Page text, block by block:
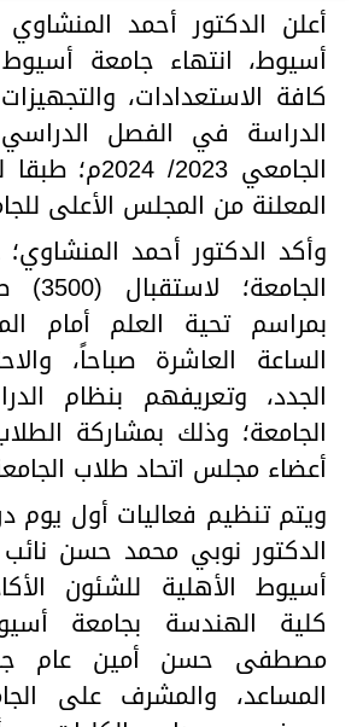
أعلن الدكتور أحمد
أسيوط، انتهاء جامعة
كافة الاستعدادات،
الدراسة في الفصل الدراسي
الجامعي 2023/
المعلنة من المجلس الأعلى
وأكد الدكتور أحمد
بمراسم تحية العلم أمام
الساعة العاشرة صباحاً،
الجدد، وتعريفهم بنظام
الجامعة؛ وذلك بمشاركة
أعضاء مجلس اتحاد طلاب
ويتم تنظيم فعاليات أول يوم
الدكتور نوبي محمد حسن
أسيوط الأهلية للشئون
كلية الهندسة بجامعة
مصطفى حسن أمين عام
المساعد، والمشرف على